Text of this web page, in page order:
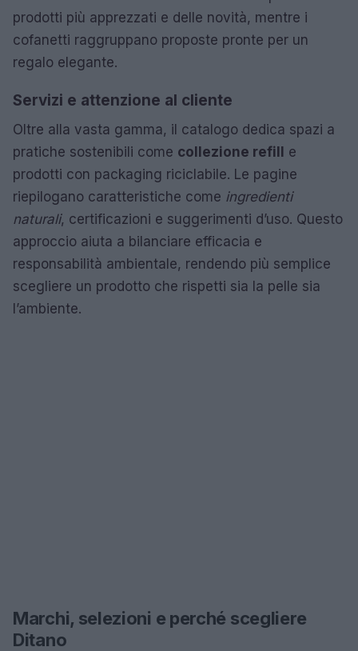
prodotti più apprezzati e delle novità, mentre i
cofanetti raggruppano proposte pronte per un
regalo elegante.
Servizi e attenzione al cliente
Oltre alla vasta gamma, il catalogo dedica spazi a
pratiche sostenibili come collezione refill
e
prodotti con packaging riciclabile. Le pagine
riepilogano caratteristiche come ingredienti
naturali, certificazioni e suggerimenti d’uso. Questo
approccio aiuta a bilanciare efficacia e
responsabilità ambientale, rendendo più semplice
scegliere un prodotto che rispetti sia la pelle sia
l’ambiente.
Marchi, selezioni e perché scegliere
Ditano